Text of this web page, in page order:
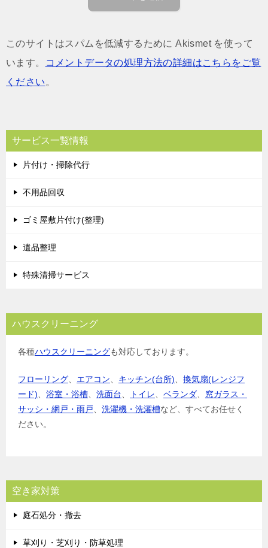
このサイトはスパムを低減するために Akismet を使って
います。
コメントデータの処理方法の詳細はこちらをご覧
ください 。
サービス一覧情報
片付け・掃除代行
不用品回収
ゴミ屋敷片付け(整理)
遺品整理
特殊清掃サービス
ハウスクリーニング
各種ハウスクリーニングも対応しております。
フローリング エアコン キッチン(台所)
換気扇(レンジフ
ード)
浴室・浴槽 洗面台 トイレ ベランダ
窓ガラス・
サッシ・網戸・雨戸
洗濯機・洗濯槽など、すべてお任せく
ださい。
空き家対策
庭石処分・撤去
草刈り・芝刈り・防草処理